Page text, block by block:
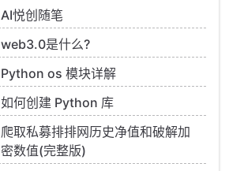
AI悦创随笔
web3.0是什么?
Python os 模块详解
如何创建 Python 库
爬取私募排排网历史净值和破解加
密数值(完整版)